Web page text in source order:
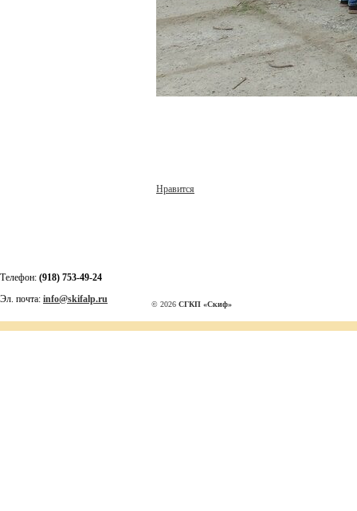
Нравится
Телефон: (918) 753-49-24
Эл. почта: info@skifalp.ru © 2026 СГКП «Скиф»